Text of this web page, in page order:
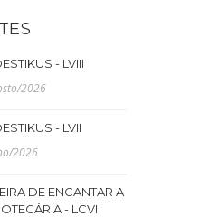
- LVIII
2026
- LVII
2026
DE ENCANTAR A
- LCVI